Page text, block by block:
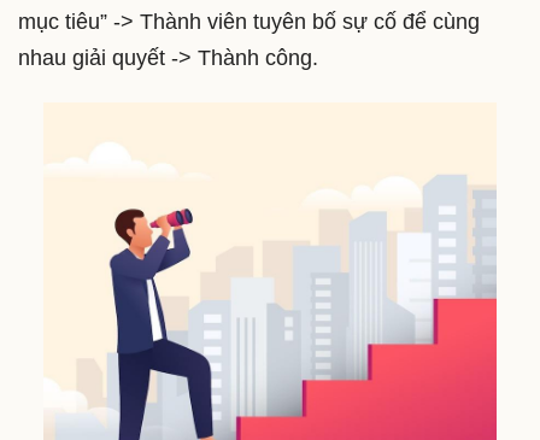
mục tiêu” -> Thành viên tuyên bố sự cố để cùng
nhau giải quyết -> Thành công.